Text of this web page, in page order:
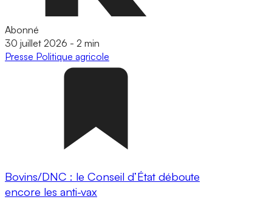
Abonné
30 juillet 2026 - 2 min
Presse Politique agricole
Bovins/DNC : le Conseil d’État déboute
encore les anti-vax